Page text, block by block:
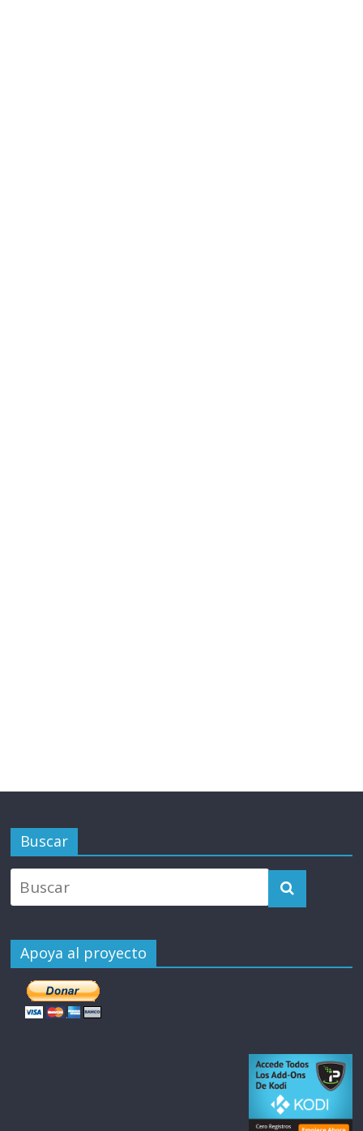
Buscar
Apoya al proyecto